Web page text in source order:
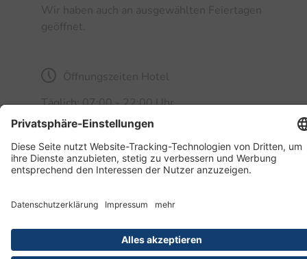
Wir haben auch an ausgewählten Feiertagen
geöffnet.
Öffnungszeiten Hotel
Täglich: 07:00 - 22:00 Uhr